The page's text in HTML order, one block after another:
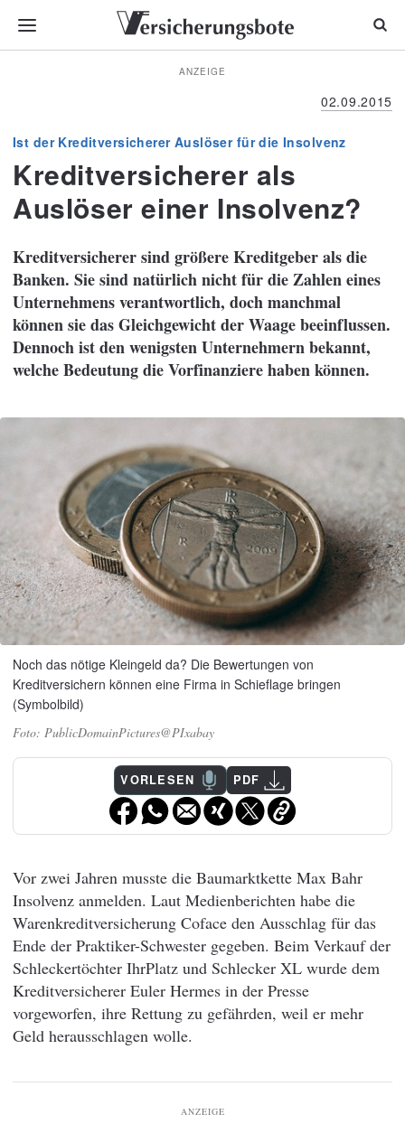
ANZEIGE
02.09.2015
Ist der Kreditversicherer Auslöser für die Insolvenz
Kreditversicherer als
Auslöser einer Insolvenz?
Kreditversicherer sind größere Kreditgeber als die
Banken. Sie sind natürlich nicht für die Zahlen eines
Unternehmens verantwortlich, doch manchmal
können sie das Gleichgewicht der Waage beeinflussen.
Dennoch ist den wenigsten Unternehmern bekannt,
welche Bedeutung die Vorfinanziere haben können.
Noch das nötige Kleingeld da? Die Bewertungen von
Kreditversichern können eine Firma in Schieflage bringen
(Symbolbild)
PublicDomainPictures@PIxabay
VORLESEN PDF
Vor zwei Jahren musste die Baumarktkette Max Bahr
Insolvenz anmelden. Laut Medienberichten habe die
Warenkreditversicherung Coface den Ausschlag für das
Ende der Praktiker-Schwester gegeben. Beim Verkauf der
Schleckertöchter IhrPlatz und Schlecker XL wurde dem
Kreditversicherer Euler Hermes in der Presse
vorgeworfen, ihre Rettung zu gefährden, weil er mehr
Geld herausschlagen wolle.
ANZEIGE